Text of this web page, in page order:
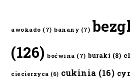
awokado (7) banany (7)
(126) boćwina (7) buraki (8)
ciecierzyca (6) cukinia (16)